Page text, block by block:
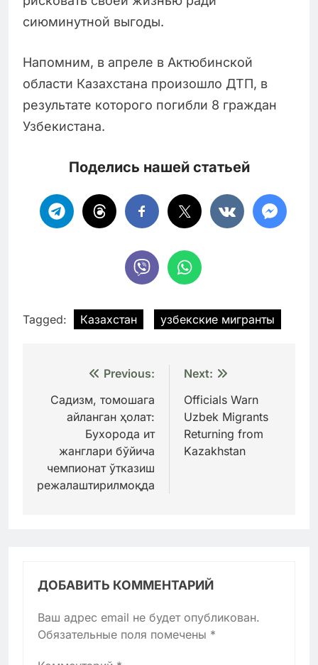
сиюминутной выгоды.
Напомним, в апреле в Актюбинской
области Казахстана произошло ДТП, в
результате которого погибли 8 граждан
Узбекистана.
Поделись нашей статьей
Tagged: Казахстан узбекские мигранты
Навигация
по
записям
Previous:
Садизм, томошага
айланган ҳолат:
Бухорода ит
жанглари бўйича
чемпионат ўтказиш
режалаштирилмоқда
Next:
Officials Warn
Uzbek Migrants
Returning from
Kazakhstan
ДОБАВИТЬ КОММЕНТАРИЙ
Ваш адрес email не будет опубликован.
Обязательные поля помечены *